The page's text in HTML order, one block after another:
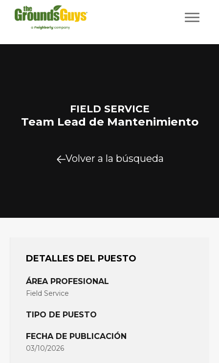
FIELD SERVICE
Team Lead de Mantenimiento
Volver a la búsqueda
DETALLES DEL PUESTO
ÁREA PROFESIONAL
Field Service
TIPO DE PUESTO
FECHA DE PUBLICACIÓN
03/10/2026